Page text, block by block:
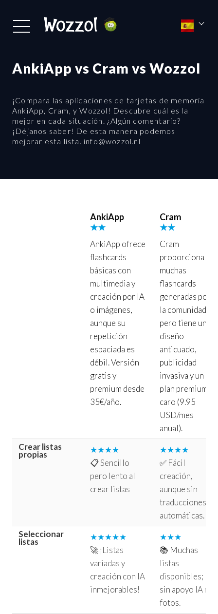
AnkiApp vs Cram vs Wozzol
¡Compara las aplicaciones de tarjetas de memoria
AnkiApp, Cram, y Wozzol! Descubre cuál es la
mejor en cada situación. ¿Algún comentario?
¡Déjanos saber! De esta manera podemos
mejorar esta lista. info@wozzol.nl
AnkiApp
★★
AnkiApp ofrece
flashcards
básicas con
multimedia y
creación por IA
o imágenes,
aunque su
repetición
espaciada es
débil. Versión
gratis y
premium desde
35€/año.
Cram
★★
Cram
proporciona
muchas
flashcards
generadas por
la comunidad,
pero tiene un
diseño
anticuado,
publicidad
invasiva y un
plan premium
caro (9.95
USD/mes
anual).
Crear listas
propias
★★★★
📋 Sencillo
pero lento al
crear listas
★★★★
✅ Fácil
creación,
aunque sin
traducciones
automáticas.
Seleccionar
listas
★★★★★
🚀 ¡Listas
variadas y
creación con IA
inmejorables!
★★★
📚 Muchas
listas
disponibles;
sin apoyo IA ni
fotos.